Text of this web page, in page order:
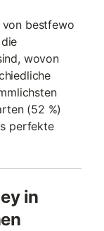
von bestfewo
wovon
(52 %)
perfekte
in